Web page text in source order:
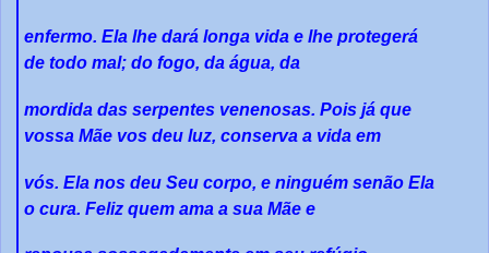
enfermo. Ela lhe dará longa vida e lhe protegerá
de todo mal; do fogo, da água, da
mordida das serpentes venenosas. Pois já que
vossa Mãe vos deu luz, conserva a vida em
vós. Ela nos deu Seu corpo, e ninguém senão Ela
o cura. Feliz quem ama a sua Mãe e